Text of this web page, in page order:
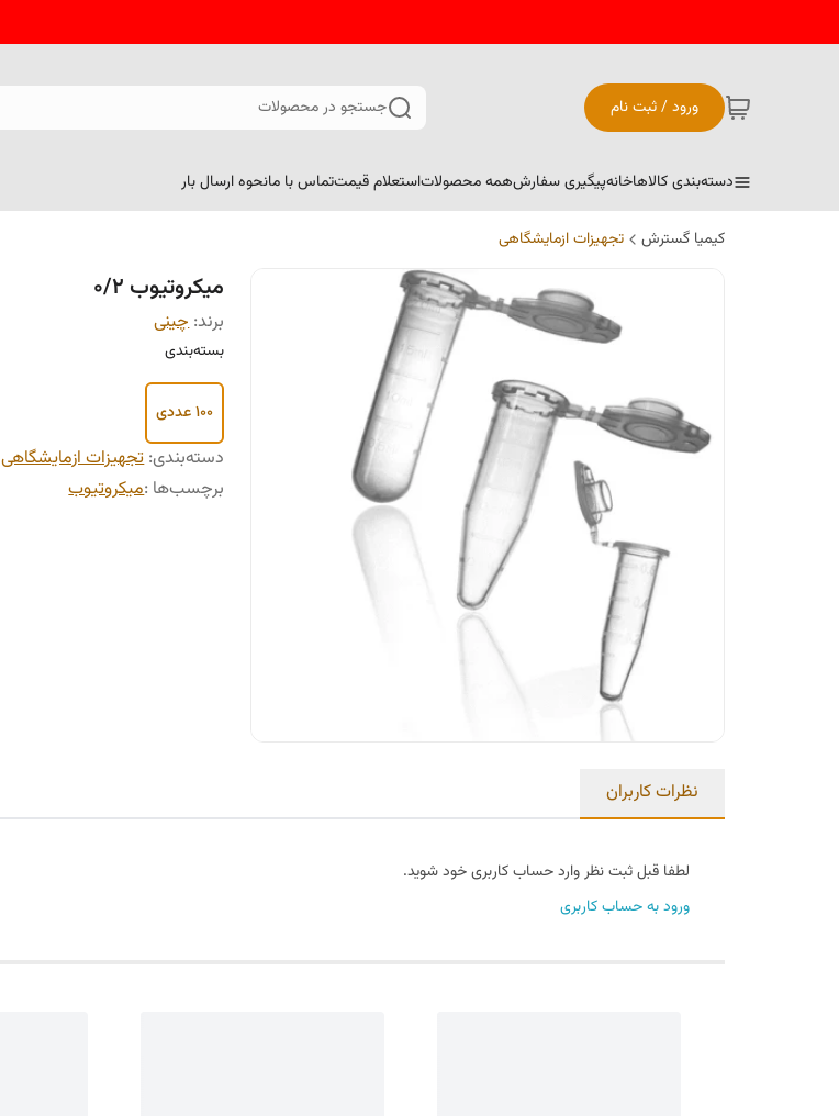
ورود / ثبت نام جستجو در محصولات
دسته‌بندی کالاهاخانهپیگیری سفارشهمه محصولاتاستعلام قیمتتماس با مانحوه ارسال بار
کیمیا گسترش تجهیزات ازمایشگاهی
میکروتیوب 0/2
برند:چینی
بسته‌بندی
100 عددی
دسته‌بندی:تجهیزات ازمایشگاهی
برچسب‌ها :میکروتیوب
نظرات کاربران
لطفا قبل ثبت نظر وارد حساب کاربری خود شوید.
ورود به حساب کاربری